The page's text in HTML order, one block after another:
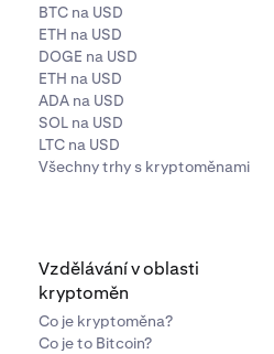
BTC na USD
ETH na USD
DOGE na USD
ETH na USD
ADA na USD
SOL na USD
LTC na USD
Všechny trhy s kryptoměnami
Vzdělávání v oblasti
kryptoměn
Co je kryptoměna?
Co je to Bitcoin?